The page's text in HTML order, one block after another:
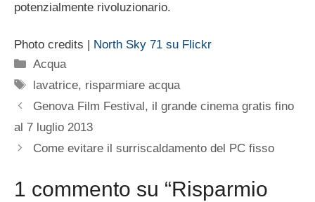
potenzialmente rivoluzionario.
Photo credits | North Sky 71 su Flickr
Categorie
Acqua
Tag
lavatrice, risparmiare acqua
Genova Film Festival, il grande cinema gratis fino
al 7 luglio 2013
Come evitare il surriscaldamento del PC fisso
1 commento su “Risparmio